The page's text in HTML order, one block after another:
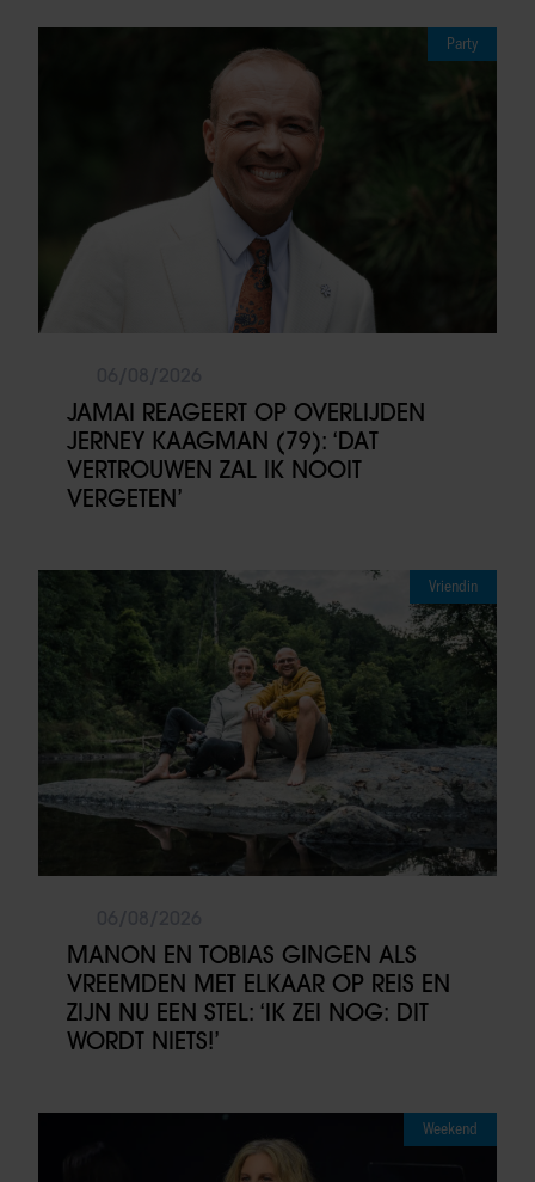
Party
JAMAI REAGEERT OP OVERLIJDEN
JERNEY KAAGMAN (79): ‘DAT
VERTROUWEN ZAL IK NOOIT
VERGETEN’
Vriendin
MANON EN TOBIAS GINGEN ALS
VREEMDEN MET ELKAAR OP REIS EN
ZIJN NU EEN STEL: ‘IK ZEI NOG: DIT
WORDT NIETS!’
Weekend